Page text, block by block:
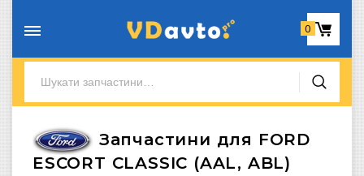
0
Запчастини для FORD
ESCORT CLASSIC (AAL, ABL)